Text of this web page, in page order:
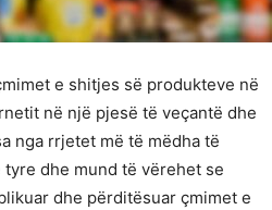
e shitjes së produkteve në
në një pjesë të veçantë dhe
nga rrjetet më të mëdha të
dhe mund të vërehet se
dhe përditësuar çmimet e